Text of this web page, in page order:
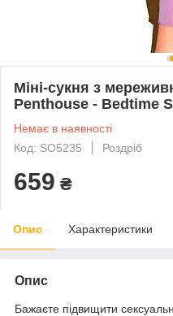
Міні-сукня з
Penthouse - Bedtime
Немає в наявності
Код: SO5235
Роздріб
659 ₴
Опис Характеристики
Опис
Бажаєте підвищити